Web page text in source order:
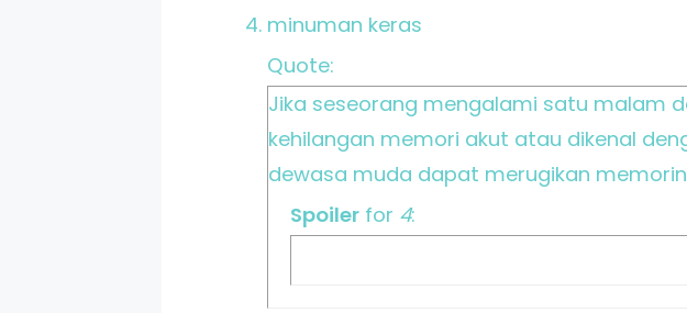
4. minuman keras
Quote:
Jika seseorang mengalami satu malam
kehilangan memori akut atau dikenal
dewasa muda dapat merugikan
Spoiler for 4: